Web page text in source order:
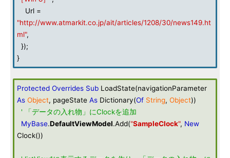
Url =
"http://www.atmarkit.co.jp/ait/articles/1208/30/news149.ht
ml",
});
}
Protected Overrides Sub LoadState(navigationParameter
As Object, pageState As Dictionary(Of String, Object))
' 「データの入れ物」にClockを追加
MyBase.DefaultViewModel.Add("SampleClock", New
Clock())